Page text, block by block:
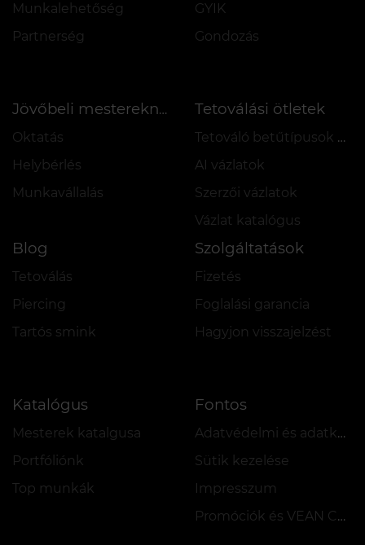
Munkalehetőség
Partnerség
GYIK
Gondozás
Jövőbeli mestereknek
Oktatás
Helybérlés
Munkavállalás
Tetoválási ötletek
Tetováló betűtípusok online
AI vázlatok
Szerzői vázlatok
Vázlat katalógus
Blog
Tetoválás
Piercing
Tartós smink
Szolgáltatások
Fizetés
Foglalási garancia
Hagyjon visszajelzést
Katalógus
Mesterek katalgusa
Portfóliónk
Top munkák
Fontos
Adatvédelmi és adatkezelési szabályzat
Sütik kezelése
Impresszum
Promóciók és VEAN COINS szabályzata